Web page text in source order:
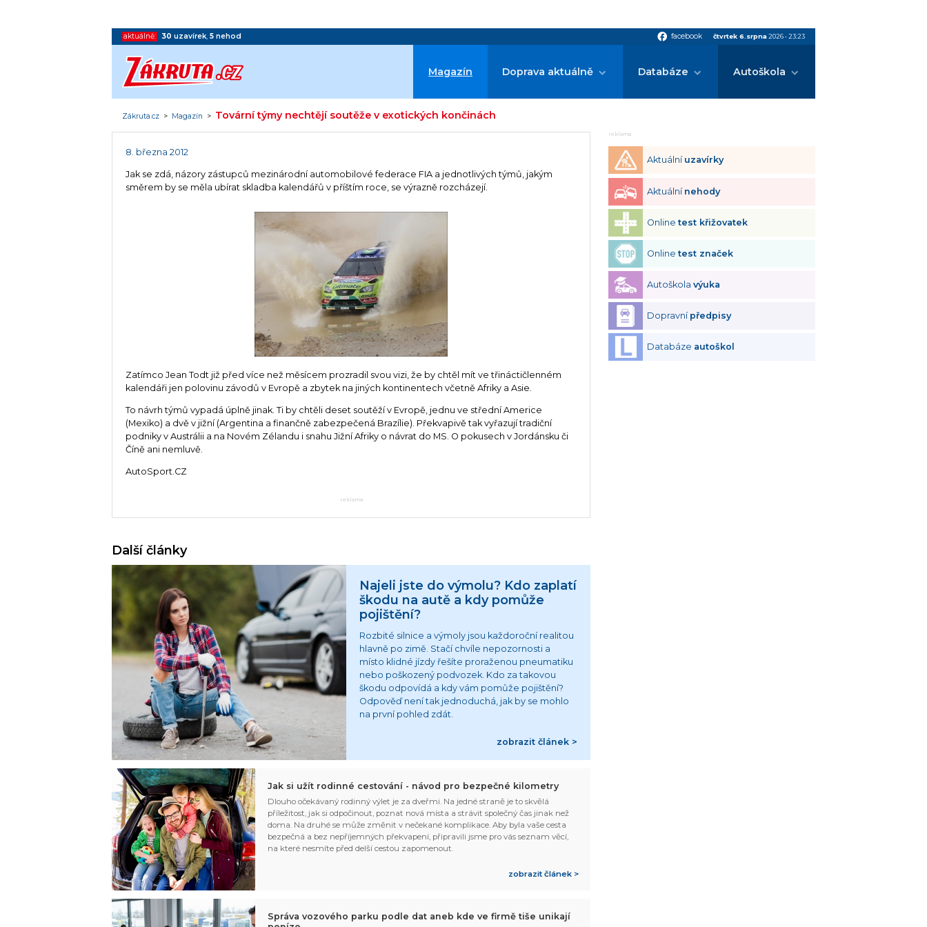
aktuálně: 30 uzavírek,5 nehod facebook facebook čtvrtek 6.srpna 2026• 23:23
Magazín Doprava aktuálně Databáze Autoškola
Zákruta.cz > Magazín > Tovární týmy nechtějí soutěže v exotických končinách
8. března 2012
Jak se zdá, názory zástupců mezinárodní automobilové federace FIA a jednotlivých týmů, jakým
směrem by se měla ubírat skladba kalendářů v příštím roce, se výrazně rozcházejí.
Zatímco Jean Todt již před více než měsícem prozradil svou vizi, že by chtěl mít ve třináctičlenném
kalendáři jen polovinu závodů v Evropě a zbytek na jiných kontinentech včetně Afriky a Asie.
To návrh týmů vypadá úplně jinak. Ti by chtěli deset soutěží v Evropě, jednu ve střední Americe
(Mexiko) a dvě v jižní (Argentina a finančně zabezpečená Brazílie). Překvapivě tak vyřazují tradiční
podniky v Austrálii a na Novém Zélandu i snahu Jižní Afriky o návrat do MS. O pokusech v Jordánsku či
Číně ani nemluvě.
AutoSport.CZ
reklama
Další články
Najeli jste do výmolu? Kdo zaplatí
škodu na autě a kdy pomůže
pojištění?
Rozbité silnice a výmoly jsou každoroční realitou
hlavně po zimě. Stačí chvíle nepozornosti a
místo klidné jízdy řešíte proraženou pneumatiku
nebo poškozený podvozek. Kdo za takovou
škodu odpovídá a kdy vám pomůže pojištění?
Odpověď není tak jednoduchá, jak by se mohlo
na první pohled zdát.
zobrazit článek >
Jak si užít rodinné cestování - návod pro bezpečné kilometry
Dlouho očekávaný rodinný výlet je za dveřmi. Na jedné straně je to skvělá
příležitost, jak si odpočinout, poznat nová místa a strávit společný čas jinak než
doma. Na druhé se může změnit v nečekané komplikace. Aby byla vaše cesta
bezpečná a bez nepříjemných překvapení, připravili jsme pro vás seznam věcí,
na které nesmíte před delší cestou zapomenout.
zobrazit článek >
Správa vozového parku podle dat aneb kde ve firmě tiše unikají
reklama
Aktuální uzavírky
Aktuální nehody
Onlinetest křižovatek
Onlinetest značek
Autoškolavýuka
Dopravní předpisy
Databáze autoškol